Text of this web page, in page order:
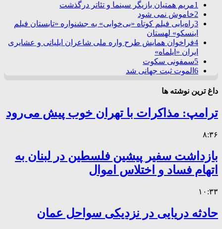
1مریم همتیان بازیگر سینما و تئاتر درگذشت
2خاموش نمی شود
3راه‌یابی فیلم کوتاه «بی‌خوابی» به جشنواره «تابستان فیلم
اینسکو» لهستان
4فراخوان همایش طرح واره ملی شاعران ایلیاتی و عشایری
ایران «ایلماه»
5سمفونی سکوت
6 الموت ثبت جهانی شد
داغ ترین نوشته ها
ترامپ: مذاکرات با تهران خوب پیش می‌رود
۸:۳۶
بازداشت سفیر پیشین فلسطین در لبنان به
اتهام فساد و اختلاس اموال
۱۰:۳۳
حادثه دریایی در نزدیکی سواحل عمان